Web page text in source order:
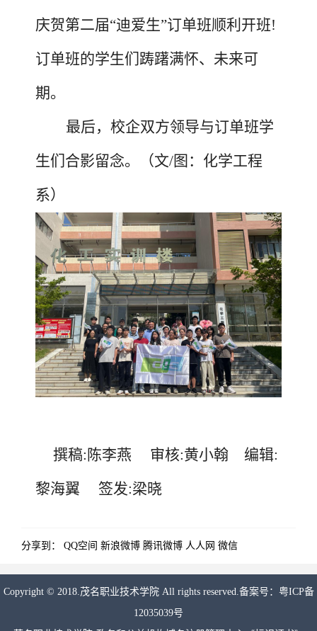
庆贺第二届“迪爱生”订单班顺利开班!
订单班的学生们踌躇满怀、未来可
期。
最后，校企双方领导与订单班学
生们合影留念。（文/图：化学工程
系）
撰稿:陈李燕 审核:黄小翰 编辑:
黎海翼
签发:梁晓
分享到： QQ空间 新浪微博 腾讯微博 人人网 微信
Copyright © 2018.茂名职业技术学院 All rights reserved.备案号： 粤ICP备
12035039号